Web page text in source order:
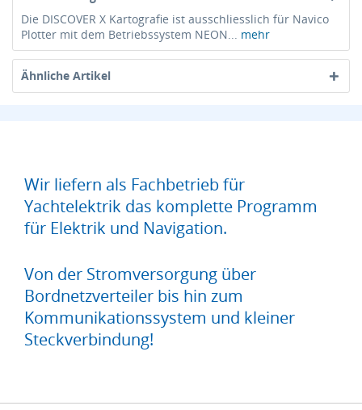
Die DISCOVER X Kartografie ist ausschliesslich für Navico
Plotter mit dem Betriebssystem NEON... mehr
Ähnliche Artikel
Wir liefern als Fachbetrieb für
Yachtelektrik das komplette Programm
für Elektrik und Navigation.
Von der Stromversorgung über
Bordnetzverteiler bis hin zum
Kommunikationssystem und kleiner
Steckverbindung!